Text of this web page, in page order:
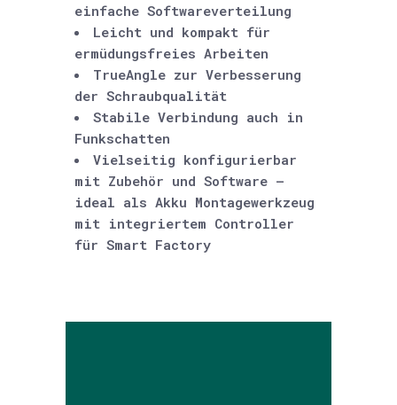
einfache Softwareverteilung
Leicht und kompakt für
ermüdungsfreies Arbeiten
TrueAngle zur Verbesserung
der Schraubqualität
Stabile Verbindung auch in
Funkschatten
Vielseitig konfigurierbar
mit Zubehör und Software –
ideal als Akku Montagewerkzeug
mit integriertem Controller
für Smart Factory